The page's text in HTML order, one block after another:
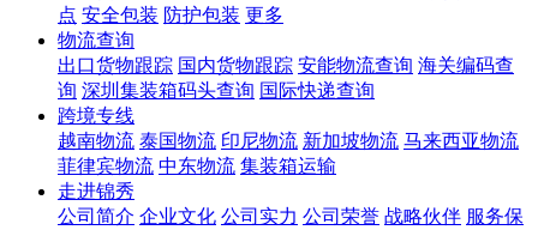
点 安全包装 防护包装 更多
物流查询
出口货物跟踪 国内货物跟踪 安能物流查询 海关编码查
询 深圳集装箱码头查询 国际快递查询
跨境专线
越南物流 泰国物流 印尼物流 新加坡物流 马来西亚物流
菲律宾物流 中东物流 集装箱运输
走进锦秀
公司简介 企业文化 公司实力 公司荣誉 战略伙伴 服务保